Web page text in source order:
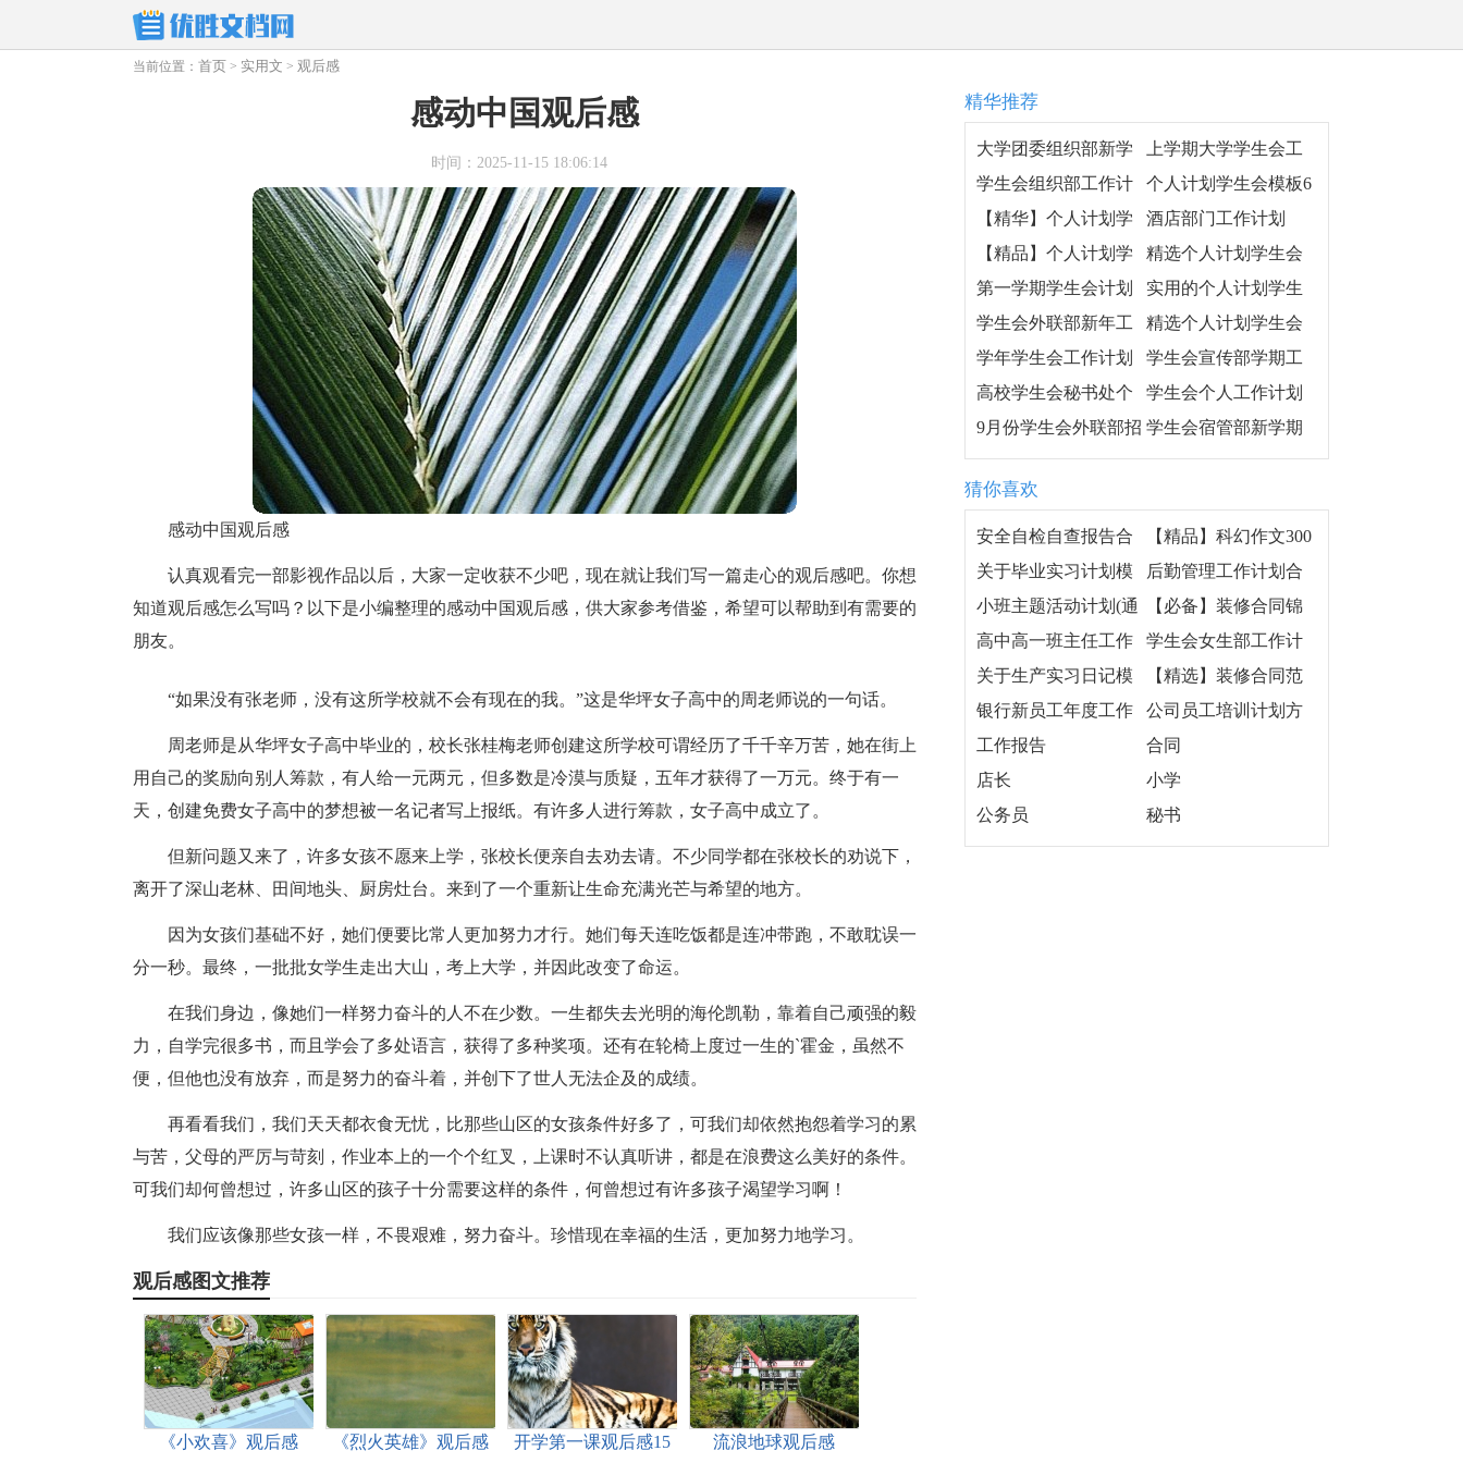
当前位置： 首页 > 实用文 > 观后感
感动中国观后感
时间：2025-11-15 18:06:14
感动中国观后感
认真观看完一部影视作品以后，大家一定收获不少吧，现在就让我们写一篇走心的观后感吧。你想
知道观后感怎么写吗？以下是小编整理的感动中国观后感，供大家参考借鉴，希望可以帮助到有需要的
朋友。
“如果没有张老师，没有这所学校就不会有现在的我。”这是华坪女子高中的周老师说的一句话。
周老师是从华坪女子高中毕业的，校长张桂梅老师创建这所学校可谓经历了千千辛万苦，她在街上
用自己的奖励向别人筹款，有人给一元两元，但多数是冷漠与质疑，五年才获得了一万元。终于有一
天，创建免费女子高中的梦想被一名记者写上报纸。有许多人进行筹款，女子高中成立了。
但新问题又来了，许多女孩不愿来上学，张校长便亲自去劝去请。不少同学都在张校长的劝说下，
离开了深山老林、田间地头、厨房灶台。来到了一个重新让生命充满光芒与希望的地方。
因为女孩们基础不好，她们便要比常人更加努力才行。她们每天连吃饭都是连冲带跑，不敢耽误一
分一秒。最终，一批批女学生走出大山，考上大学，并因此改变了命运。
在我们身边，像她们一样努力奋斗的人不在少数。一生都失去光明的海伦凯勒，靠着自己顽强的毅
力，自学完很多书，而且学会了多处语言，获得了多种奖项。还有在轮椅上度过一生的`霍金，虽然不
便，但他也没有放弃，而是努力的奋斗着，并创下了世人无法企及的成绩。
再看看我们，我们天天都衣食无忧，比那些山区的女孩条件好多了，可我们却依然抱怨着学习的累
与苦，父母的严厉与苛刻，作业本上的一个个红叉，上课时不认真听讲，都是在浪费这么美好的条件。
可我们却何曾想过，许多山区的孩子十分需要这样的条件，何曾想过有许多孩子渴望学习啊！
我们应该像那些女孩一样，不畏艰难，努力奋斗。珍惜现在幸福的生活，更加努力地学习。
观后感图文推荐
《小欢喜》观后感 《烈火英雄》观后感
开学第一课观后感15
流浪地球观后感
精华推荐
大学团委组织部新学
期工作计划
上学期大学学生会工
作计划模板推荐
学生会组织部工作计
划书最新版
个人计划学生会模板6
篇
【精华】个人计划学
生会模板汇编5篇
酒店部门工作计划
【精品】个人计划学
生会汇总7篇
精选个人计划学生会
模板锦集5篇
第一学期学生会计划
实用的个人计划学生
会范文6篇
学生会外联部新年工
作计划
精选个人计划学生会
范文集锦六篇
学年学生会工作计划
学生会宣传部学期工
作计划模板
高校学生会秘书处个
人工作计划
学生会个人工作计划
模板
9月份学生会外联部招
新工作计划
学生会宿管部新学期
工作计划,学生会宿管
猜你喜欢
安全自检自查报告合
集15篇
【精品】科幻作文300
字合集6篇
关于毕业实习计划模
板7篇
后勤管理工作计划合
集15篇
小班主题活动计划(通
用10篇)
【必备】装修合同锦
集6篇
高中高一班主任工作
计划
学生会女生部工作计
划书
关于生产实习日记模
板锦集七篇
【精选】装修合同范
文六篇
银行新员工年度工作
计划
公司员工培训计划方
案(合集10篇)
工作报告
合同
店长
小学
公务员
秘书